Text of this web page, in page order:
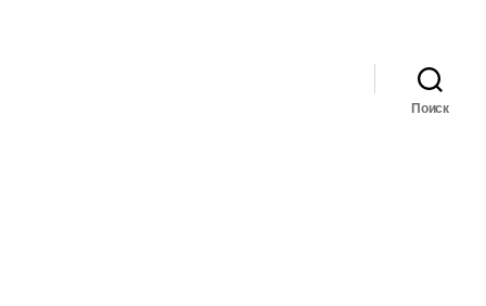
Поиск